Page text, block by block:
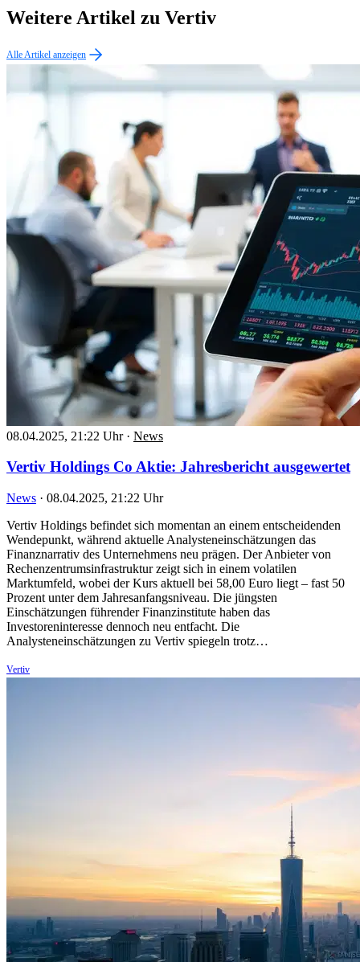
Weitere Artikel zu Vertiv
Alle Artikel anzeigen
08.04.2025, 21:22 Uhr · News
Vertiv Holdings Co Aktie: Jahresbericht ausgewertet
News · 08.04.2025, 21:22 Uhr
Vertiv Holdings befindet sich momentan an einem entscheidenden
Wendepunkt, während aktuelle Analysteneinschätzungen das
Finanznarrativ des Unternehmens neu prägen. Der Anbieter von
Rechenzentrumsinfrastruktur zeigt sich in einem volatilen
Marktumfeld, wobei der Kurs aktuell bei 58,00 Euro liegt – fast 50
Prozent unter dem Jahresanfangsniveau. Die jüngsten
Einschätzungen führender Finanzinstitute haben das
Investoreninteresse dennoch neu entfacht. Die
Analysteneinschätzungen zu Vertiv spiegeln trotz…
Vertiv